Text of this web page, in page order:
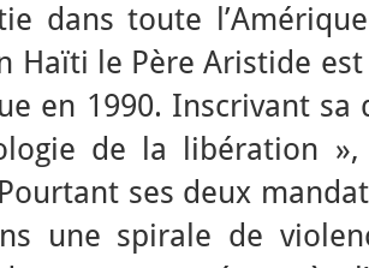
dans toute
Haïti le Père Aristide
en 1990. Inscrivant
de la libération
ses deux
une spirale de